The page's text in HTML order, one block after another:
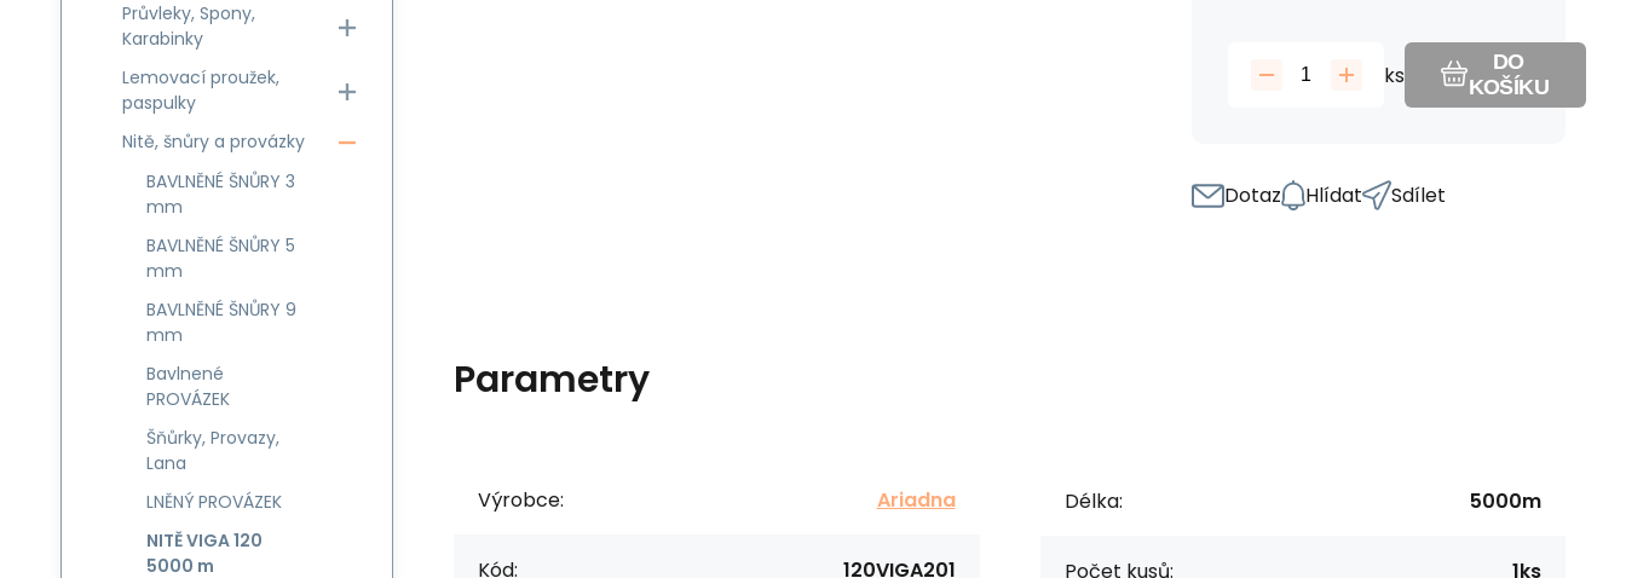
ks
DO
KOŠÍKU
Dotaz Hlídat Sdílet
Parametry
Výrobce: Ariadna
Kód: 120VIGA201
Délka: 5000m
Počet kusů: 1ks
Průvleky, Spony,
Karabinky
Lemovací proužek,
paspulky
Nitě, šnůry a provázky
BAVLNĚNÉ ŠNŮRY 3
mm
BAVLNĚNÉ ŠNŮRY 5
mm
BAVLNĚNÉ ŠNŮRY 9
mm
Bavlnené
PROVÁZEK
Šňůrky, Provazy,
Lana
LNĚNÝ PROVÁZEK
NITĚ VIGA 120
5000 m